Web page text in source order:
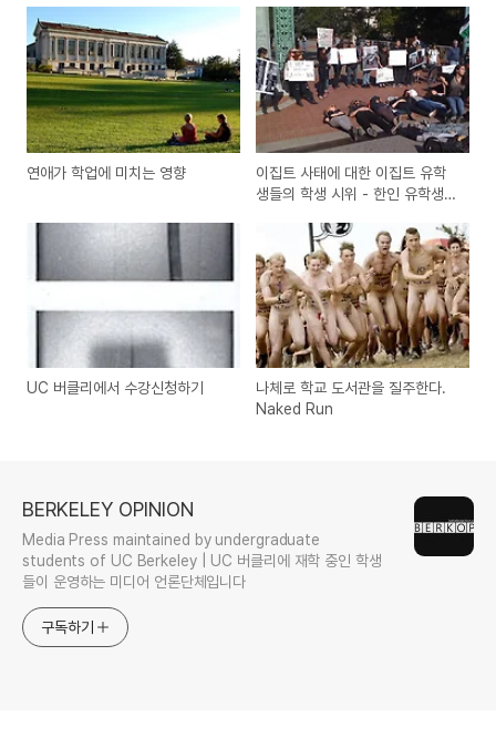
연애가 학업에 미치는 영향
이집트 사태에 대한 이집트 유학
생들의 학생 시위 - 한인 유학생들
UC 버클리에서 수강신청하기
나체로 학교 도서관을 질주한다.
Naked Run
BERKELEY OPINION
Media Press maintained by undergraduate
students of UC Berkeley | UC 버클리에 재학 중인 학생
들이 운영하는 미디어 언론단체입니다
구독하기